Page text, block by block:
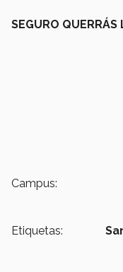
SEGURO QUERRÁS
Campus:
Etiquetas: